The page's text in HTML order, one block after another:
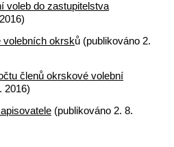
voleb do zastupitelstva
volebních okrsků (publikováno 2.
členů okrskové volební
2016)
(publikováno 2. 8.